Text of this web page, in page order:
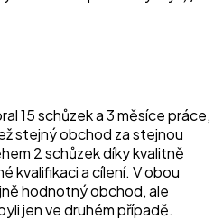
15 schůzek a 3 měsíce práce,
stejný obchod za stejnou
2 schůzek díky kvalitně
kvalifikaci a cílení. V obou
hodnotný obchod, ale
jen ve druhém případě.